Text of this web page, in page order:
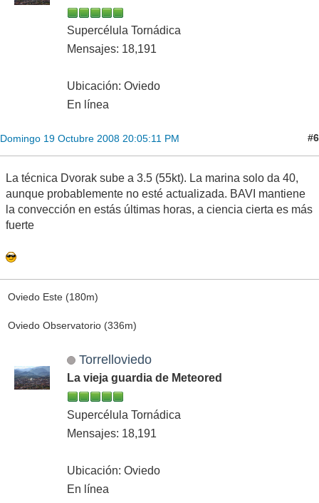
Supercélula Tornádica
Mensajes: 18,191
Ubicación: Oviedo
En línea
Domingo 19 Octubre 2008 20:05:11 PM #6
La técnica Dvorak sube a 3.5 (55kt). La marina solo da 40,
aunque probablemente no esté actualizada. BAVI mantiene
la convección en estás últimas horas, a ciencia cierta es más
fuerte
Oviedo Este (180m)
Oviedo Observatorio (336m)
Torrelloviedo
La vieja guardia de Meteored
Supercélula Tornádica
Mensajes: 18,191
Ubicación: Oviedo
En línea